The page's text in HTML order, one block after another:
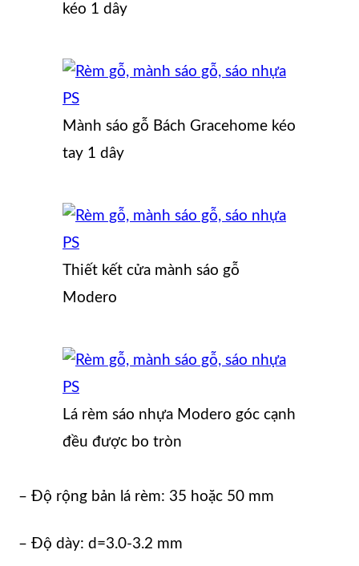
kéo 1 dây
Mành sáo gỗ Bách Gracehome kéo
tay 1 dây
Thiết kết cửa mành sáo gỗ
Modero
Lá rèm sáo nhựa Modero góc cạnh
đều được bo tròn
– Độ rộng bản lá rèm: 35 hoặc 50 mm
– Độ dày: d=3.0-3.2 mm